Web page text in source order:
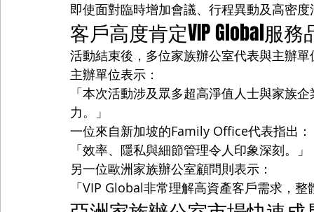
即使面對臨時增加會議、行程異動及高密
客戶高度肯定VIP Global服務
活動結束後，多位家族辦公室代表與主辦
主辦單位表示：
「本次活動涉及眾多超高淨值人士與家族
力。」
一位來自新加坡的Family Office代表指出：
「效率、隱私與細節管理令人印象深刻。」
另一位歐洲家族辦公室顧問則表示：
「VIP Global非常理解高資產客戶需求，